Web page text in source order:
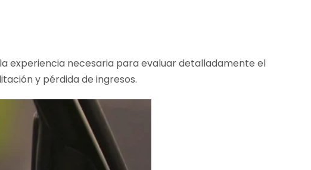
experiencia necesaria para evaluar detalladamente el
y pérdida de ingresos.